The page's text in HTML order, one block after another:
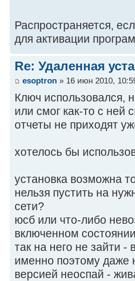
Распространяется,
для активации
Re: Удаленная
esoptron » 16 июн 2010,
Ключ использовался,
или смог как-то с ней
отчеты не приходят
хотелось бы
установка возможна
нельзя пустить на
сети?
юсб или что-либо
включенном
так на него не зайти -
именно поэтому даже
версией неоспай -